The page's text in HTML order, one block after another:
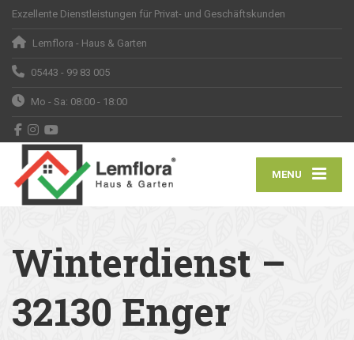
Exzellente Dienstleistungen für Privat- und Geschäftskunden
Lemflora - Haus & Garten
05443 - 99 83 005
Mo - Sa: 08:00 - 18:00
MENU
Winterdienst –
32130 Enger